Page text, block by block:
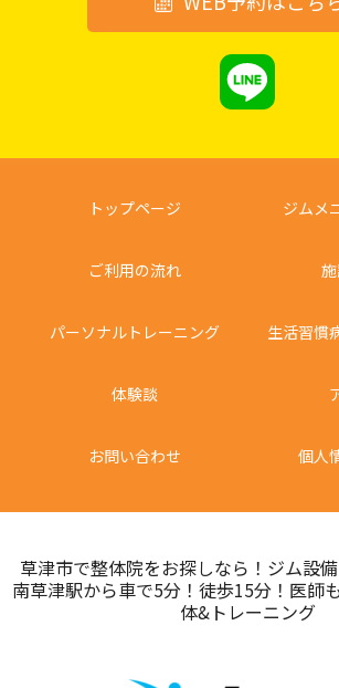
トップページ ジムメ
ご利用の流れ
パーソナルトレーニング 生活習慣
体験談
お問い合わせ 個人
草津市で整体院をお探しなら！ジム設
南草津駅から車で5分！徒歩15分！医師
体&トレーニング